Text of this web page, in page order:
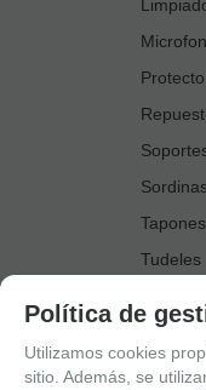
Tapones
Tudeles
Política de
Utilizamos cookies
sitio. Además, se